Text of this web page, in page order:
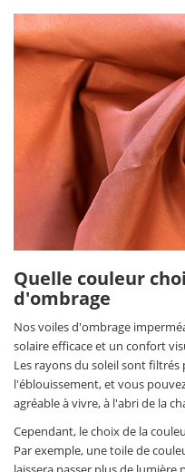
Quelle couleur
d'ombrage
Nos voiles d'ombrage
solaire efficace et un confort
Les rayons du soleil sont
l'éblouissement, et vous
agréable à vivre, à l'abri de la
Cependant, le choix de la
Par exemple, une toile de